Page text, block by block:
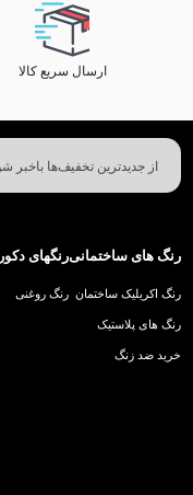
ارسال سریع کالا
رنگ های ساختمانی
رنگ اکریلیک ساختمان
رنگ های پلاستیک
خرید ضد زنگ
رنگهای
رنگ روغنی